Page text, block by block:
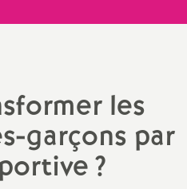
t
N
les
garçons par
?